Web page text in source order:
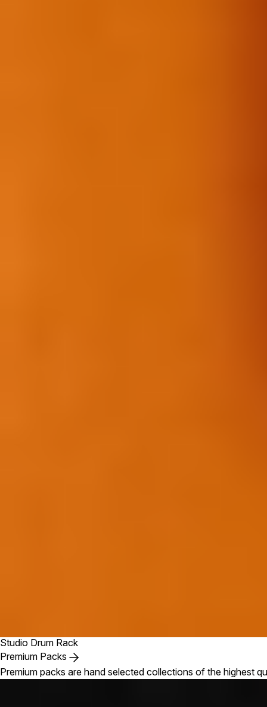
Studio Drum Rack
Premium Packs
Premium packs are hand selected collections of the highest